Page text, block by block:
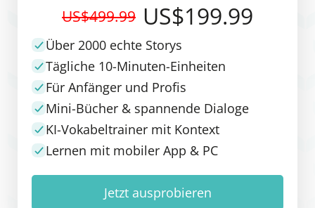
US$499.99 US$199.99
Über 2000 echte Storys
Tägliche 10-Minuten-Einheiten
Für Anfänger und Profis
Mini-Bücher & spannende Dialoge
KI-Vokabeltrainer mit Kontext
Lernen mit mobiler App & PC
Jetzt ausprobieren